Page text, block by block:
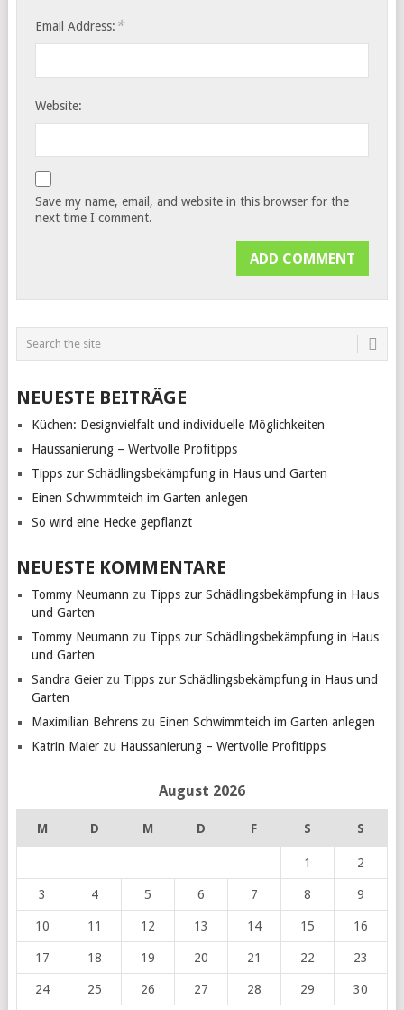
Email Address: *
Website:
Save my name, email, and website in this browser for the
next time I comment.
NEUESTE BEITRÄGE
Küchen: Designvielfalt und individuelle Möglichkeiten
Haussanierung – Wertvolle Profitipps
Tipps zur Schädlingsbekämpfung in Haus und Garten
Einen Schwimmteich im Garten anlegen
So wird eine Hecke gepflanzt
NEUESTE KOMMENTARE
Tommy Neumann zu Tipps zur Schädlingsbekämpfung in Haus
und Garten
Tommy Neumann zu Tipps zur Schädlingsbekämpfung in Haus
und Garten
Sandra Geierzu Tipps zur Schädlingsbekämpfung in Haus und
Garten
Maximilian Behrenszu Einen Schwimmteich im Garten anlegen
Katrin Maierzu Haussanierung – Wertvolle Profitipps
August 2026
M D M D F S S
1 2
3 4 5 6 7 8 9
10 11 12 13 14 15 16
17 18 19 20 21 22 23
24 25 26 27 28 29 30